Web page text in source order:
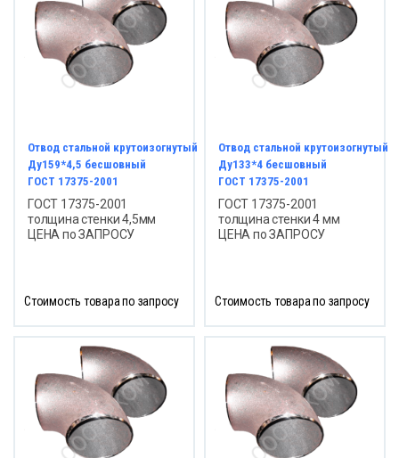
Отвод стальной крутоизогнутый
Ду159*4,5 бесшовный
ГОСТ 17375-2001
ГОСТ 17375-2001
толщина стенки 4,5мм
ЦЕНА по ЗАПРОСУ
Стоимость товара по запросу
Отвод стальной крутоизогнутый
Ду133*4 бесшовный
ГОСТ 17375-2001
ГОСТ 17375-2001
толщина стенки 4 мм
ЦЕНА по ЗАПРОСУ
Стоимость товара по запросу